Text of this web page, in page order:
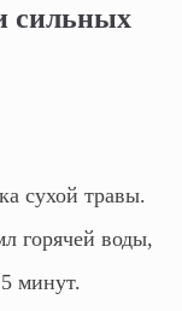
сильных
сухой травы.
горячей воды,
минут.